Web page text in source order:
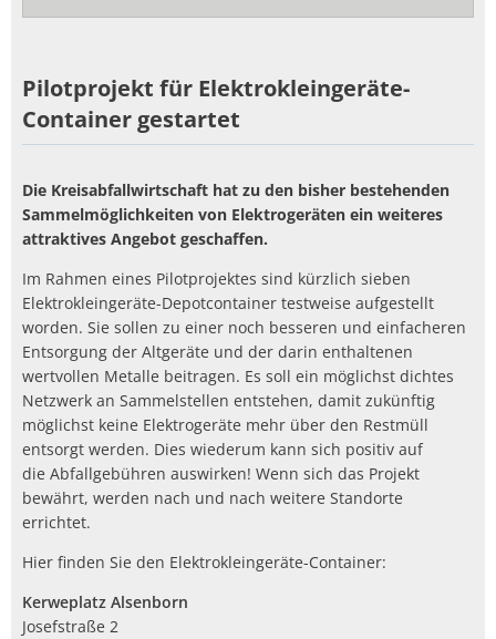
Pilotprojekt für Elektrokleingeräte-
Container gestartet
Die Kreisabfallwirtschaft hat zu den bisher bestehenden
Sammelmöglichkeiten von Elektrogeräten ein weiteres
attraktives Angebot geschaffen.
Im Rahmen eines Pilotprojektes sind kürzlich sieben
Elektrokleingeräte-Depotcontainer testweise aufgestellt
worden. Sie sollen zu einer noch besseren und einfacheren
Entsorgung der Altgeräte und der darin enthaltenen
wertvollen Metalle beitragen. Es soll ein möglichst dichtes
Netzwerk an Sammelstellen entstehen, damit zukünftig
möglichst keine Elektrogeräte mehr über den Restmüll
entsorgt werden. Dies wiederum kann sich positiv auf
die Abfallgebühren auswirken! Wenn sich das Projekt
bewährt, werden nach und nach weitere Standorte
errichtet.
Hier finden Sie den Elektrokleingeräte-Container:
Kerweplatz Alsenborn
Josefstraße 2